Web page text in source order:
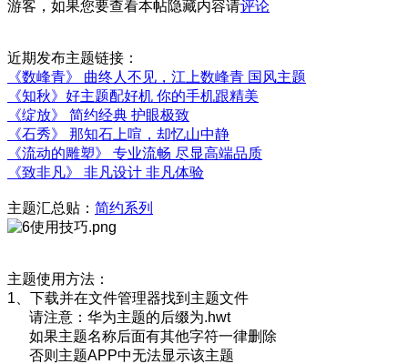
游客，如果您要查看本帖隐藏内容请评论
近期发布主题链接：
《数峰青》 曲终人不见，江上数峰青 国风主题
《知秋》好主题配好机 你的手机跟精美
《绽放》 简约经典 护眼极致
《石秀》 那知石上喧，却忆山中静
《流动的雕塑》 专业流畅 尽显高端品质
《致非凡》 非凡设计 非凡体验
主题汇总贴： 简约系列
主题使用方法：
1、下载并在文件管理器找到主题文件
请注意：华为主题的后缀为.hwt
如果主题名称后面有其他字符一律删除
否则主题APP中无法显示该主题